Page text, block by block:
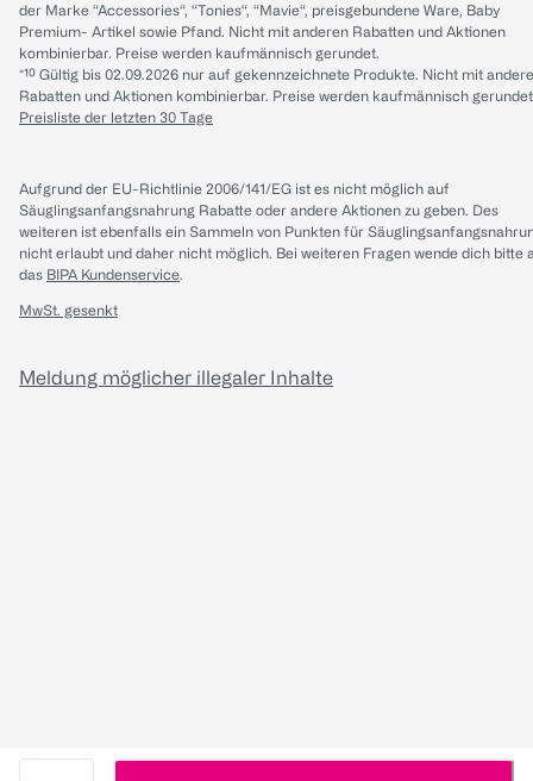
der Marke “Accessories“, “Tonies“, “Mavie“, preisgebundene Ware, Baby
Premium- Artikel sowie Pfand. Nicht mit anderen Rabatten und Aktionen
kombinierbar. Preise werden kaufmännisch gerundet.
*¹⁰ Gültig bis 02.09.2026 nur auf gekennzeichnete Produkte. Nicht mit
Rabatten und Aktionen kombinierbar. Preise werden kaufmännisch
Preisliste der letzten 30 Tage
Aufgrund der EU-Richtlinie 2006/141/EG ist es nicht möglich auf
Säuglingsanfangsnahrung Rabatte oder andere Aktionen zu geben. Des
weiteren ist ebenfalls ein Sammeln von Punkten für
nicht erlaubt und daher nicht möglich. Bei weiteren Fragen wende dich bitte
das BIPA Kundenservice.
MwSt. gesenkt
Meldung möglicher illegaler Inhalte